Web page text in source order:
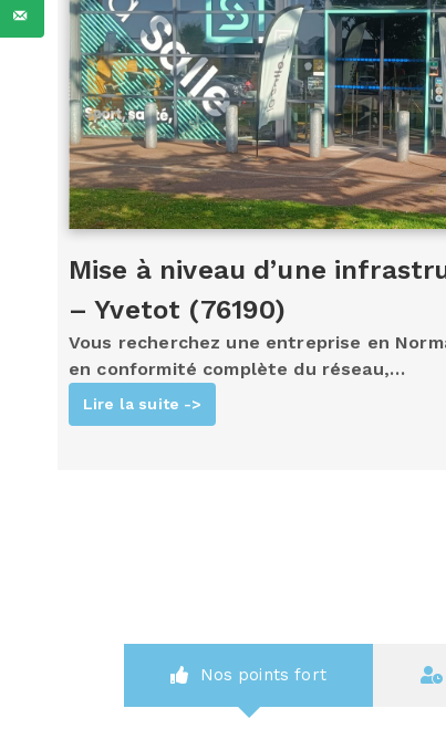
Mise à niveau d’une
– Yvetot (76190)
Vous recherchez une entreprise en
en conformité complète du réseau,…
Lire la suite ->
Nos points fort